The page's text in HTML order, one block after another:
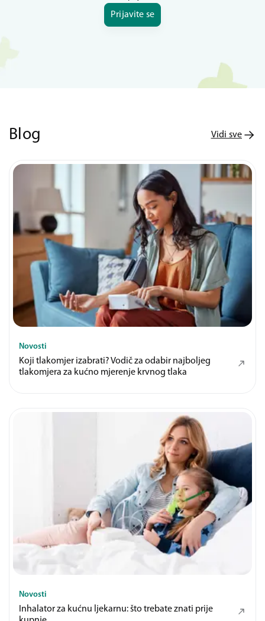
Prijavite se
Blog Vidi sve
Novosti
Koji tlakomjer izabrati? Vodič za odabir najboljeg
tlakomjera za kućno mjerenje krvnog tlaka
Novosti
Inhalator za kućnu ljekarnu: što trebate znati prije